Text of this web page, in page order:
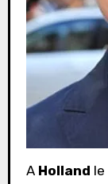
A Holland